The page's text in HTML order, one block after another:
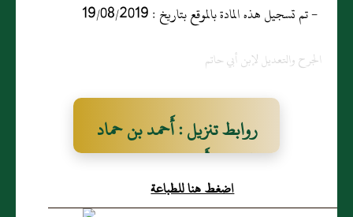
- تم تسجيل هذه المادة بالموقع بتاريخ : 19/08/2019
الجرح والتعديل لإبن أبي حاتم
روابط تنزيل : أَحمد بن حماد
الدولابي أَبو علي
اضغط هنا للطباعة